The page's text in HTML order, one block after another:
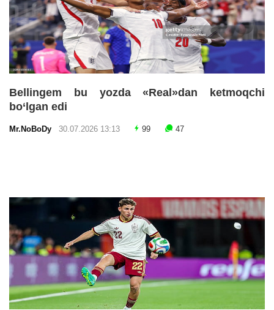
Bellingem bu yozda «Real»dan ketmoqchi
bo‘lgan edi
Mr.NoBoDy 30.07.2026 13:13 99 47